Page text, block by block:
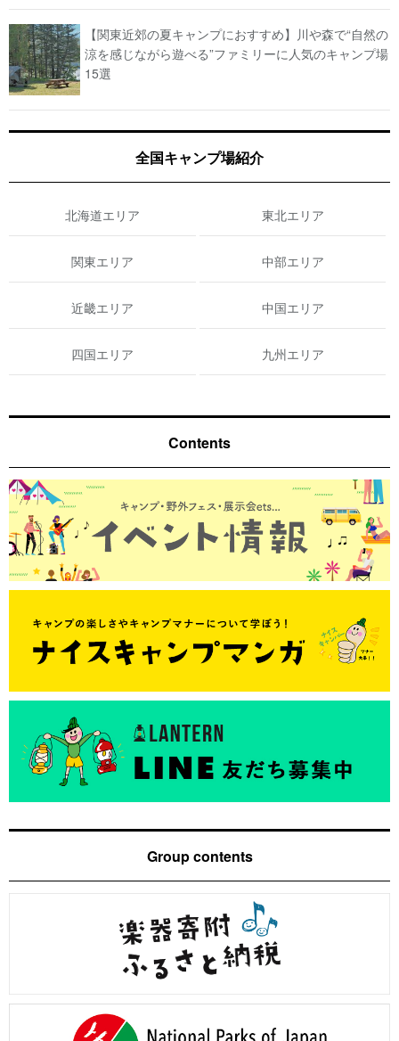
【関東近郊の夏キャンプにおすすめ】川や森で“自然の
涼を感じながら遊べる”ファミリーに人気のキャンプ場
15選
全国キャンプ場紹介
北海道エリア 東北エリア
関東エリア 中部エリア
近畿エリア 中国エリア
四国エリア 九州エリア
Contents
Group contents